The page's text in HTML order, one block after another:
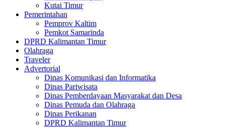
Kutai Timur
Pemerintahan
Pemprov Kaltim
Pemkot Samarinda
DPRD Kalimantan Timur
Olahraga
Traveler
Advertorial
Dinas Komunikasi dan Informatika
Dinas Pariwisata
Dinas Pemberdayaan Masyarakat dan Desa
Dinas Pemuda dan Olahraga
Dinas Perikanan
DPRD Kalimantan Timur